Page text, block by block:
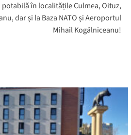
potabilă în localitățile Culmea, Oituz,
dar și la Baza NATO și Aeroportul
Mihail Kogălniceanu!